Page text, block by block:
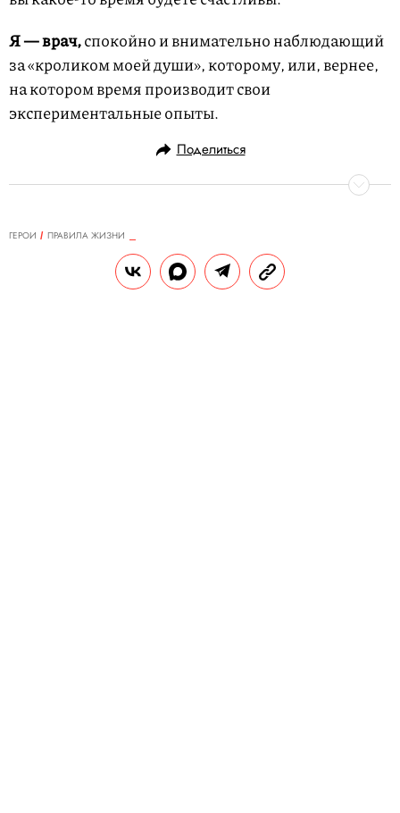
Я — врач,спокойно и внимательно наблюдающий
за «кроликом моей души», которому, или, вернее,
на котором время производит свои
экспериментальные опыты.
Поделиться
ГЕРОИ
ПРАВИЛА ЖИЗНИ
Правила жизни Тимоти Далтона